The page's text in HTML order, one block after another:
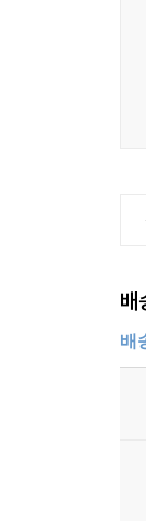
배
배